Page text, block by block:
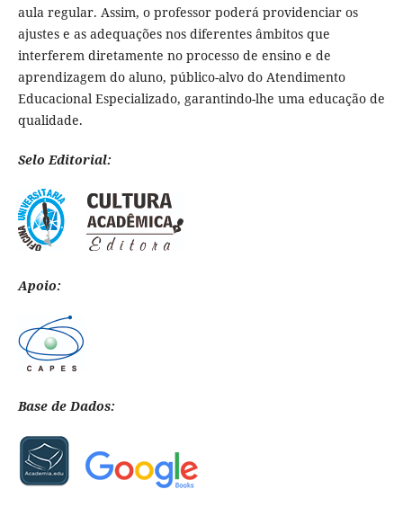
aula regular. Assim, o professor poderá providenciar os
ajustes e as adequações nos diferentes âmbitos que
interferem diretamente no processo de ensino e de
aprendizagem do aluno, público-alvo do Atendimento
Educacional Especializado, garantindo-lhe uma educação de
qualidade.
Selo Editorial:
Apoio:
Base de Dados: